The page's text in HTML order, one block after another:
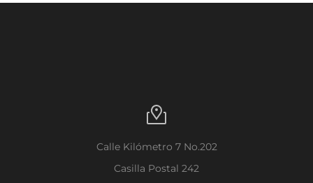
Calle Kilómetro 7 No.202
Casilla Postal 242